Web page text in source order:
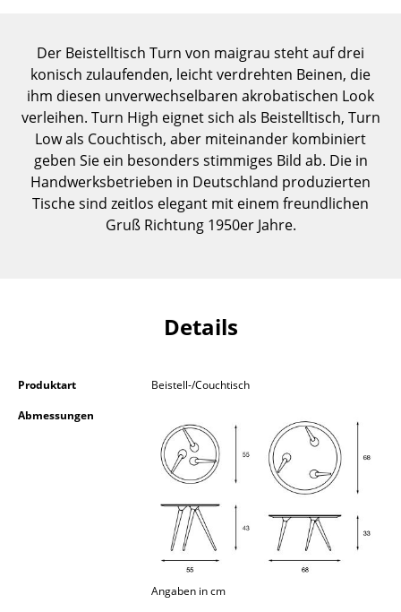
Bücherregale
Wandregale
Sideboards & Kommoden
TV Möbel
Beistell- & Rollcontainer
Licht
Hängeleuchten & Deckenleuchten
Schreibtischleuchten
Stehleuchten & Leseleuchten
Der Beistelltisch Turn von maigrau steht auf drei
konisch zulaufenden, leicht verdrehten Beinen, die
ihm diesen unverwechselbaren akrobatischen Look
verleihen. Turn High eignet sich als Beistelltisch, Turn
Low als Couchtisch, aber miteinander kombiniert
geben Sie ein besonders stimmiges Bild ab. Die in
Handwerksbetrieben in Deutschland produzierten
Tische sind zeitlos elegant mit einem freundlichen
Gruß Richtung 1950er Jahre.
Details
Produktart
Beistell-/Couchtisch
Abmessungen
Angaben in cm